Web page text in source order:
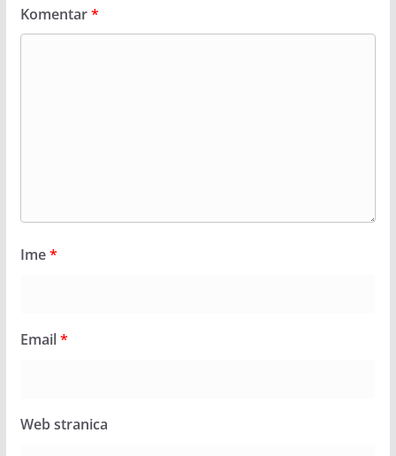
Komentar*
Ime*
Email*
Web stranica